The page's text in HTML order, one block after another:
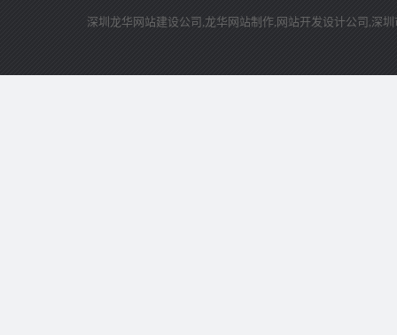
深圳龙华网站建设公司,龙华网站制作,网站开发设计公司,深